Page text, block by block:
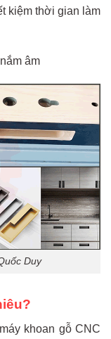
kiệm thời gian làm
âm
Duy
khoan gỗ CNC